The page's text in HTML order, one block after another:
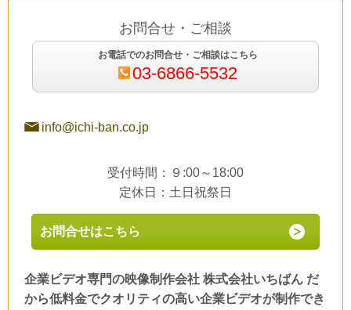
お問合せ・ご相談
お電話でのお問合せ・ご相談はこちら
03-6866-5532
info@ichi-ban.co.jp
受付時間：９:00～18:00
定休日：土日祝祭日
お問合せはこちら
企業ビデオ専門の映像制作会社 株式会社いちばん だ
から低料金でクオリティの高い企業ビデオが制作でき